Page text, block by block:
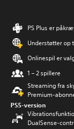
PS Plus er
Understøtter op
Onlinespil er
1 – 2 spillere
Streaming fra
Premium-
PS5-version
DualSense-